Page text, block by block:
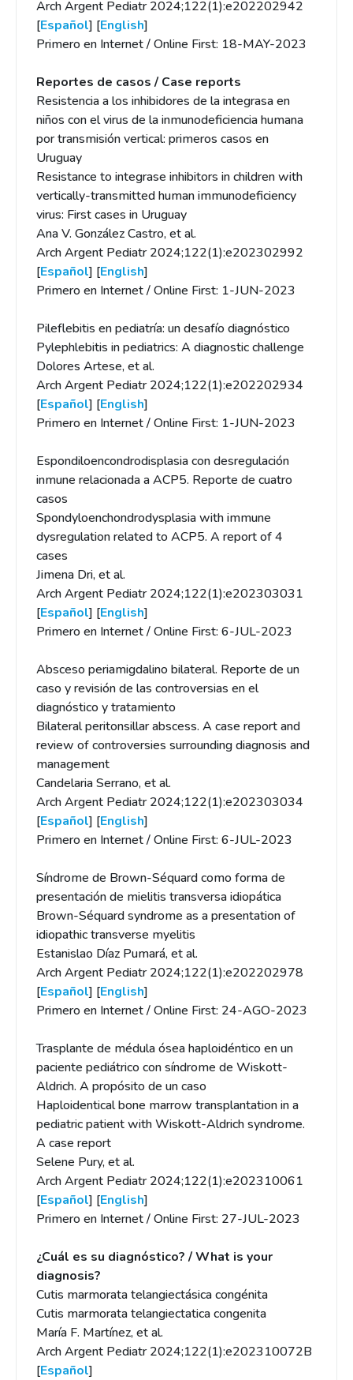
Arch Argent Pediatr 2024;122(1):e202202942
[Español] [English]
Primero en Internet / Online First: 18-MAY-2023
Reportes de casos / Case reports
Resistencia a los inhibidores de la integrasa en
niños con el virus de la inmunodeficiencia humana
por transmisión vertical: primeros casos en
Uruguay
Resistance to integrase inhibitors in children with
vertically-transmitted human immunodeficiency
virus: First cases in Uruguay
Ana V. González Castro, et al.
Arch Argent Pediatr 2024;122(1):e202302992
[Español] [English]
Primero en Internet / Online First: 1-JUN-2023
Pileflebitis en pediatría: un desafío diagnóstico
Pylephlebitis in pediatrics: A diagnostic challenge
Dolores Artese, et al.
Arch Argent Pediatr 2024;122(1):e202202934
[Español] [English]
Primero en Internet / Online First: 1-JUN-2023
Espondiloencondrodisplasia con desregulación
inmune relacionada a ACP5. Reporte de cuatro
casos
Spondyloenchondrodysplasia with immune
dysregulation related to ACP5. A report of 4
cases
Jimena Dri, et al.
Arch Argent Pediatr 2024;122(1):e202303031
[Español] [English]
Primero en Internet / Online First: 6-JUL-2023
Absceso periamigdalino bilateral. Reporte de un
caso y revisión de las controversias en el
diagnóstico y tratamiento
Bilateral peritonsillar abscess. A case report and
review of controversies surrounding diagnosis and
management
Candelaria Serrano, et al.
Arch Argent Pediatr 2024;122(1):e202303034
[Español] [English]
Primero en Internet / Online First: 6-JUL-2023
Síndrome de Brown-Séquard como forma de
presentación de mielitis transversa idiopática
Brown-Séquard syndrome as a presentation of
idiopathic transverse myelitis
Estanislao Díaz Pumará, et al.
Arch Argent Pediatr 2024;122(1):e202202978
[Español] [English]
Primero en Internet / Online First: 24-AGO-2023
Trasplante de médula ósea haploidéntico en un
paciente pediátrico con síndrome de Wiskott-
Aldrich. A propósito de un caso
Haploidentical bone marrow transplantation in a
pediatric patient with Wiskott-Aldrich syndrome.
A case report
Selene Pury, et al.
Arch Argent Pediatr 2024;122(1):e202310061
[Español] [English]
Primero en Internet / Online First: 27-JUL-2023
¿Cuál es su diagnóstico? / What is your
diagnosis?
Cutis marmorata telangiectásica congénita
Cutis marmorata telangiectatica congenita
María F. Martínez, et al.
Arch Argent Pediatr 2024;122(1):e202310072B
[Español]